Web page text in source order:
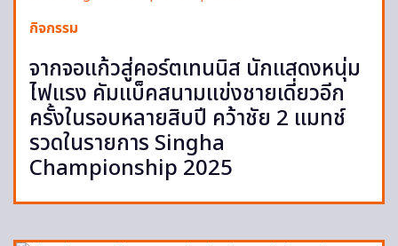
กิจกรรม
จากจอแก้วสู่คอร์ตเทนนิส นักแสดงหนุ่ม
ไฟแรง คัมแบ็คสนามแข่งชายเดี่ยวอีก
ครั้งในรอบหลายสิบปี คว้าชัย 2 แมทช์
รวดในรายการ Singha
Championship 2025